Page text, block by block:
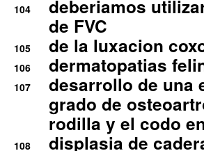
104
deberiamos
de FVC
105 de la luxacion
106 dermatopatias
107
desarrollo de una
grado de
rodilla y el codo
108 displasia de